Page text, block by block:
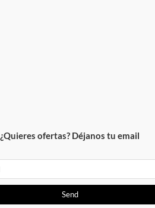
¿Quieres ofertas? Déjanos tu email
Send